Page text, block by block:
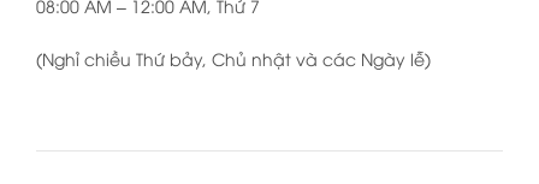
08:00 AM – 12:00 AM, Thứ 7
(Nghỉ chiều Thứ bảy, Chủ nhật và các Ngày lễ)